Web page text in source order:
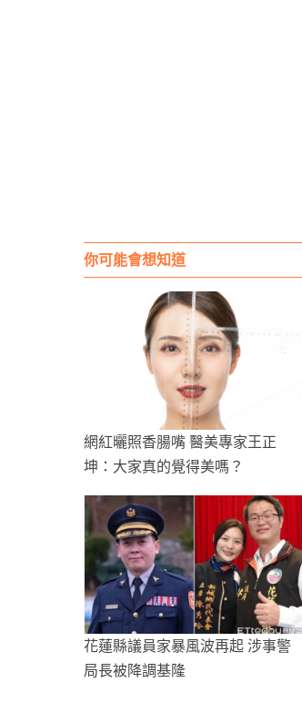
你可能會想知道
網紅曬照香腸嘴 醫美專家王正
坤：大家真的覺得美嗎？
花蓮縣議員家暴風波再起 涉事警
局長被降調基隆